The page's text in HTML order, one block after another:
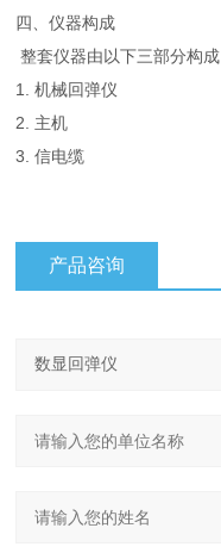
四、仪器构成
整套仪器由以下三部分构成
1. 机械回弹仪
2. 主机
3. 信电缆
产品咨询